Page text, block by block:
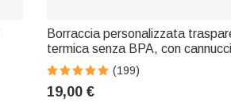
Borraccia personalizzata
termica senza BPA, con
personaggio animato e nome -
ritorno a scuola per bambini
(199)
19,00 €